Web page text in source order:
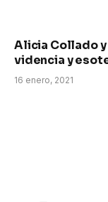
Alicia Collado
videncia y
16 enero, 2021